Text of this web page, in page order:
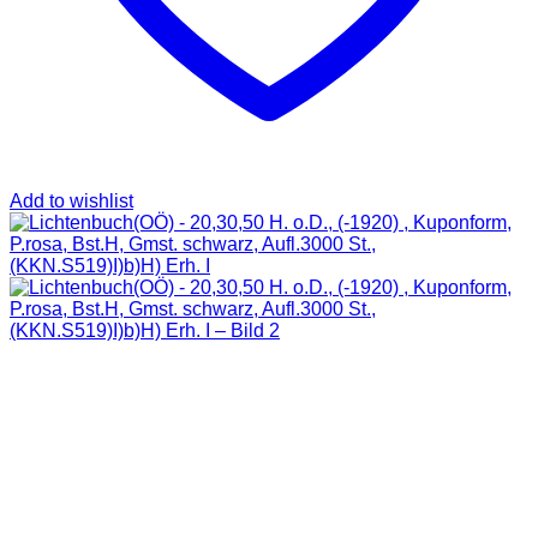
Add to wishlist